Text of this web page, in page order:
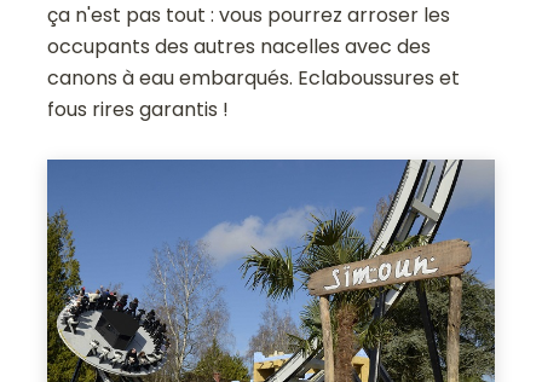
ça n'est pas tout : vous pourrez arroser les
occupants des autres nacelles avec des
canons à eau embarqués. Eclaboussures et
fous rires garantis !